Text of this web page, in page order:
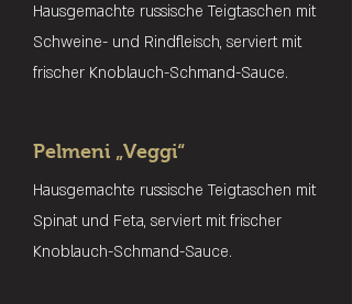
Hausgemachte russische Teigtaschen mit
Schweine- und Rindfleisch, serviert mit
frischer Knoblauch-Schmand-Sauce.
Pelmeni „Veggi“
Hausgemachte russische Teigtaschen mit
Spinat und Feta, serviert mit frischer
Knoblauch-Schmand-Sauce.